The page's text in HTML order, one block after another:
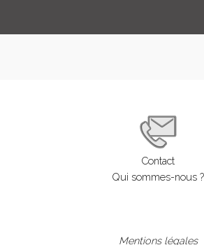
Contact
Qui sommes-nous ?
Mentions légales